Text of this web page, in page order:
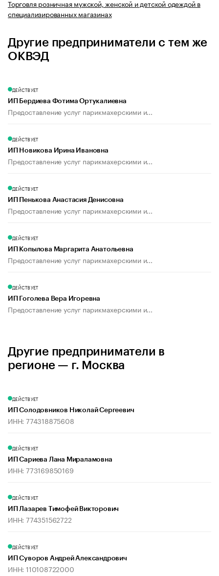
Торговля розничная мужской, женской и детской одеждой в
специализированных магазинах
Другие предприниматели с тем же
ОКВЭД
ДЕЙСТВУЕТ
ИП Бердиева Фотима Ортукалиевна
Предоставление услуг парикмахерскими и...
ДЕЙСТВУЕТ
ИП Новикова Ирина Ивановна
Предоставление услуг парикмахерскими и...
ДЕЙСТВУЕТ
ИП Пенькова Анастасия Денисовна
Предоставление услуг парикмахерскими и...
ДЕЙСТВУЕТ
ИП Копылова Маргарита Анатольевна
Предоставление услуг парикмахерскими и...
ДЕЙСТВУЕТ
ИП Гоголева Вера Игоревна
Предоставление услуг парикмахерскими и...
Другие предприниматели в
регионе — г. Москва
ДЕЙСТВУЕТ
ИП Солодовников Николай Сергеевич
ИНН: 774318875608
ДЕЙСТВУЕТ
ИП Сариева Лана Мираламовна
ИНН: 773169850169
ДЕЙСТВУЕТ
ИП Лазарев Тимофей Викторович
ИНН: 774351562722
ДЕЙСТВУЕТ
ИП Суворов Андрей Александрович
ИНН: 110108722000